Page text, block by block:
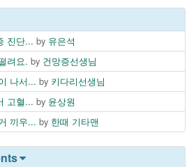
진단... by 유은석
려요. by 건망증선생님
나서... by 키다리선생님
고혈... by 윤상원
끼우... by 한때 기타맨